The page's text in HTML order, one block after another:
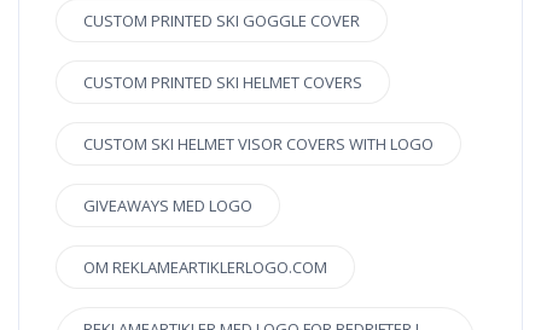
CUSTOM PRINTED SKI GOGGLE COVER
CUSTOM PRINTED SKI HELMET COVERS
CUSTOM SKI HELMET VISOR COVERS WITH LOGO
GIVEAWAYS MED LOGO
OM REKLAMEARTIKLERLOGO.COM